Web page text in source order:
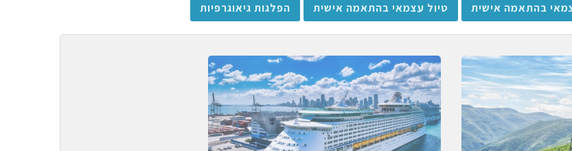
בהתאמה אישית טיול עצמאי בהתאמה אישית הפלגות גיאוגרפיות